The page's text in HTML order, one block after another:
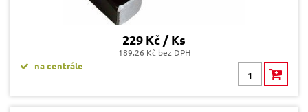
229 Kč / Ks
189.26 Kč bez DPH
na centrále